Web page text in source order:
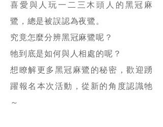
喜愛與人玩一二三木頭人的黑冠麻
鷺，總是被誤認為夜鷺。
究竟怎麼分辨黑冠麻鷺呢？
牠到底是如何與人相處的呢？
想瞭解更多黑冠麻鷺的秘密，歡迎踴
躍報名本次活動，從新的角度認識牠
～